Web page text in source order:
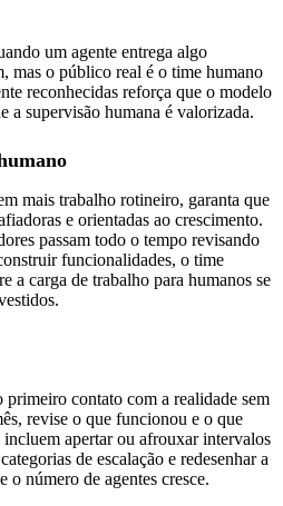
um agente entrega algo
mas o público real é o time humano
reconhecidas reforça que o modelo
a supervisão humana é valorizada.
mais trabalho rotineiro, garanta que
e orientadas ao crescimento.
passam todo o tempo revisando
funcionalidades, o time
a carga de trabalho para humanos se
contato com a realidade sem
revise o que funcionou e o que
apertar ou afrouxar intervalos
de escalação e redesenhar a
o número de agentes cresce.